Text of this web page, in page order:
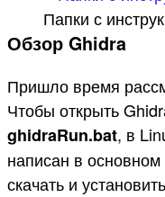
Папки с
Обзор Ghidra
Пришло время
Чтобы открыть
ghidraRun.bat, в
написан в
скачать и